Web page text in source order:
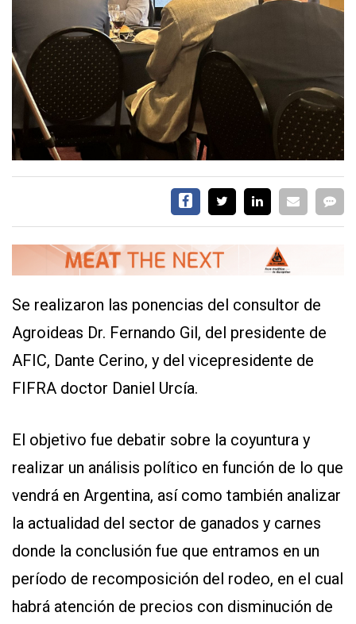
PREMIO
SERVICIOS
TÉRMINOS
POLÍTICAS
PRIVACIDAD
MAPA
DEL
SITIO
QUIENES
Se realizaron las ponencias del consultor de
Agroideas Dr. Fernando Gil, del presidente de
AFIC, Dante Cerino, y del vicepresidente de
FIFRA doctor Daniel Urcía.
El objetivo fue debatir sobre la coyuntura y
realizar un análisis político en función de lo que
vendrá en Argentina, así como también analizar
la actualidad del sector de ganados y carnes
donde la conclusión fue que entramos en un
período de recomposición del rodeo, en el cual
habrá atención de precios con disminución de